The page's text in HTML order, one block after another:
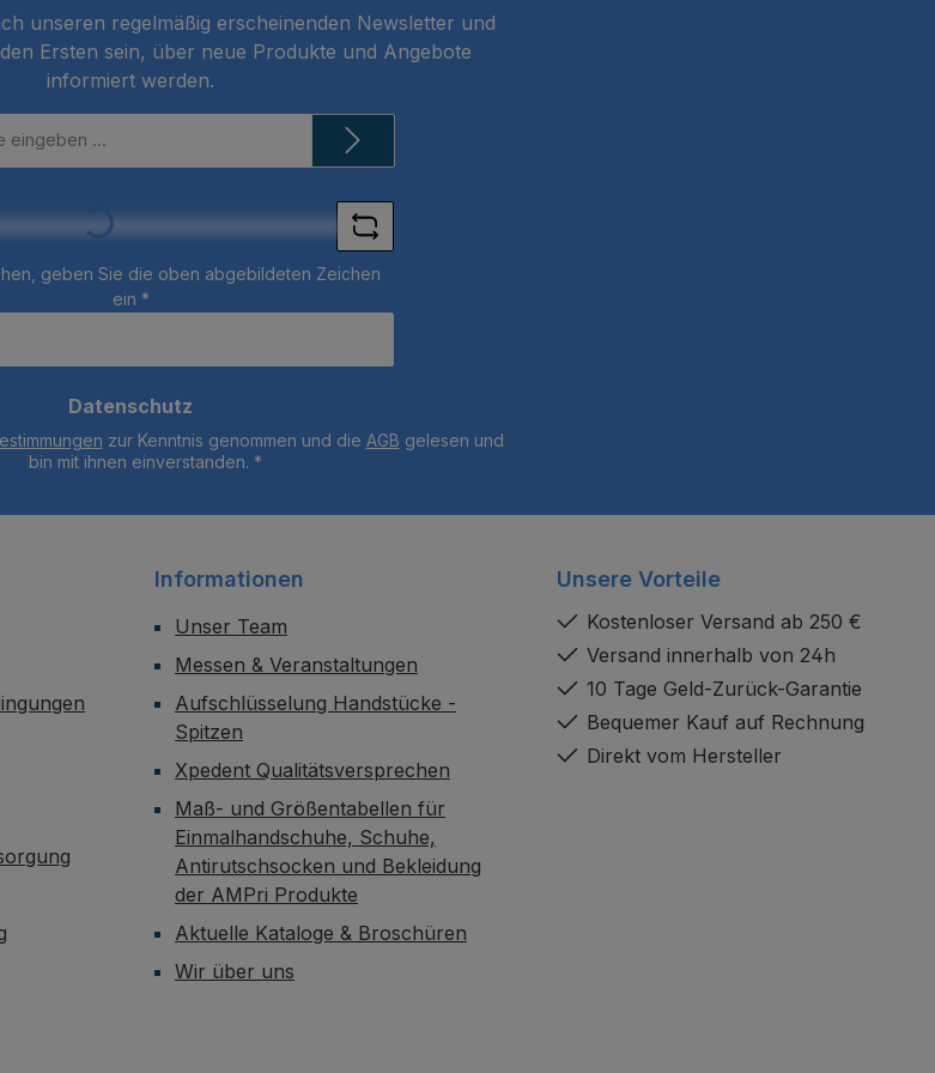
unseren regelmäßig erscheinenden Newsletter und
Ersten sein, über neue Produkte und Angebote
informiert werden.
Loading...
geben Sie die oben abgebildeten Zeichen
ein *
Datenschutz
zur Kenntnis genommen und die AGB gelesen und
bin mit ihnen einverstanden. *
Informationen
Unser Team
Messen & Veranstaltungen
Aufschlüsselung Handstücke -
Spitzen
Xpedent Qualitätsversprechen
Maß- und Größentabellen für
Einmalhandschuhe, Schuhe,
Antirutschsocken und Bekleidung
der AMPri Produkte
Aktuelle Kataloge & Broschüren
Wir über uns
Unsere Vorteile
Kostenloser Versand ab 250 €
Versand innerhalb von 24h
10 Tage Geld-Zurück-Garantie
Bequemer Kauf auf Rechnung
Direkt vom Hersteller